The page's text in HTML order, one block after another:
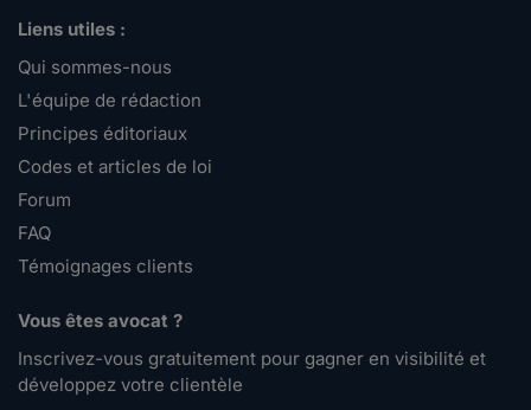
Liens utiles :
Qui sommes-nous
L'équipe de rédaction
Principes éditoriaux
Codes et articles de loi
Forum
FAQ
Témoignages clients
Vous êtes avocat ?
Inscrivez-vous gratuitement pour gagner en visibilité et
développez votre clientèle